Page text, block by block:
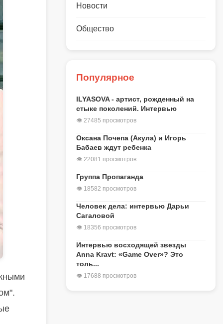
Новости
Общество
Популярное
ILYASOVA - артист, рожденный на
стыке поколений. Интервью
👁 27485 просмотров
Оксана Почепа (Акула) и Игорь
Бабаев ждут ребенка
👁 22081 просмотров
Группа Пропаганда
👁 18582 просмотров
Человек дела: интервью Дарьи
Сагаловой
👁 18356 просмотров
Интервью восходящей звезды
Anna Kravt: «Game Over»? Это
толь...
👁 17688 просмотров